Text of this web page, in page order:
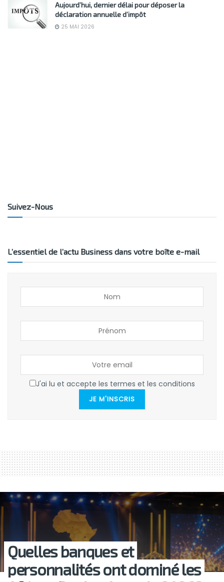
Aujourd’hui, dernier délai pour déposer la
déclaration annuelle d’impôt
25 MAI 2026
Suivez-Nous
L’essentiel de l’actu Business dans votre boîte e-mail
J'ai lu et accepte les termes et les conditions
JE M'INSCRIS
Quelles banques et
personnalités ont dominé les